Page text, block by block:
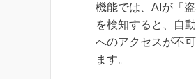
機能では、AIが「
を検知すると、自
へのアクセスが不
ます。